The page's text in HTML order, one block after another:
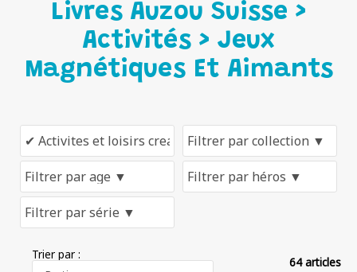
Livres Auzou Suisse >
Activités > Jeux
Magnétiques Et Aimants
Trier par :
64 articles